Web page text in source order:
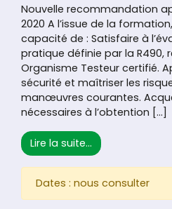
Nouvelle recommandation
2020 A l’issue de la
capacité de : Satisfaire à
pratique définie par la R490,
Organisme Testeur certifié.
sécurité et maîtriser les
manœuvres courantes.
nécessaires à l’obtention […]
Lire la suite… from
Dates : nous consulter